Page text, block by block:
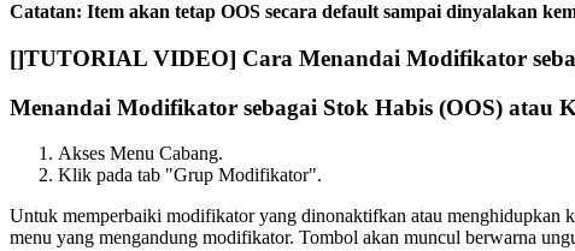
Catatan: Item akan tetap OOS secara default sampai dinyalakan
[]TUTORIAL VIDEO] Cara Menandai Modifikator
Menandai Modifikator sebagai Stok Habis (OOS) atau
Akses Menu Cabang.
Klik pada tab "Grup Modifikator".
Untuk memperbaiki modifikator yang dinonaktifkan atau menghidupkan
menu yang mengandung modifikator. Tombol akan muncul berwarna